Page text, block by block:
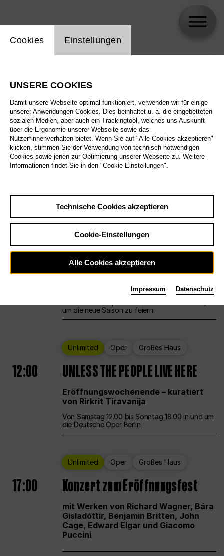
Alle Sparten
Alle Spielstätten
Alle Merkmale
Sa29.8.
Großes Haus
12:00 Eröffnungswochenende
um die neue Saison zu feiern
Unlimited Oper Großes Haus
12:00 UNLESS THE PEOPLE LIVE HERE
Eröffnungswochenende – kuratiert
von Rirkrit Tiravanija
Von Samstag 12.00 bis Sonntag 18.00 in und um
die Deutsche Oper Berlin
Unlimited Oper Großes Haus
17:00 Konzert zum Eröffnungsfest
mit Werken von Richard Wagner, Bára
Gísladóttir, Benjamin Britten, John
Cage, Edward Elgar und Giacomo
Puccini
Einstellung Website Cookie
Cookies Einstellungen
UNSERE COOKIES
Damit unsere Webseite optimal funktioniert, verwenden wir für einige
unserer Anwendungen Cookies. Dies beinhaltet u. a. die eingebetteten
sozialen Medien, aber auch ein Trackingtool, welches uns Auskunft
über die Ergonomie unserer Webseite sowie das
Nutzer*innenverhalten bietet. Wenn Sie auf "Alle Cookies akzeptieren"
klicken, stimmen Sie der Verwendung von technisch notwendigen
Cookies sowie jenen zur Optimierung unserer Webseite zu. Weitere
Informationen findet Sie in den "Cookie-Einstellungen".
Technische Cookies akzeptieren
Cookie-Einstellungen
Alle Cookies akzeptieren
Impressum Datenschutz